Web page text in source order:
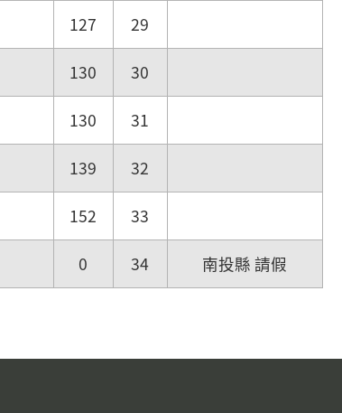
127 29
130 30
130 31
139 32
152 33
0 34
南投縣 請假